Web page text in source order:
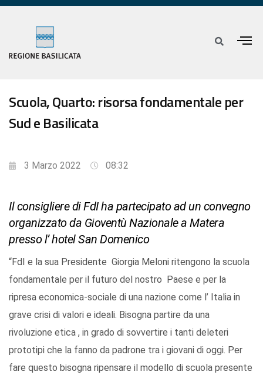
Scuola, Quarto: risorsa fondamentale per
Sud e Basilicata
3 Marzo 2022 08:32
Il consigliere di FdI ha partecipato ad un convegno
organizzato da Gioventù Nazionale a Matera
presso l’ hotel San Domenico
“FdI e la sua Presidente Giorgia Meloni ritengono la scuola
fondamentale per il futuro del nostro Paese e per la
ripresa economica-sociale di una nazione come l’ Italia in
grave crisi di valori e ideali. Bisogna partire da una
rivoluzione etica , in grado di sovvertire i tanti deleteri
prototipi che la fanno da padrone tra i giovani di oggi. Per
fare questo bisogna ripensare il modello di scuola presente